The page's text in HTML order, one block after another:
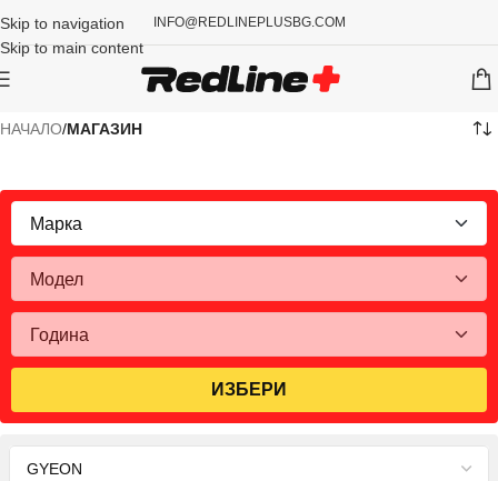
Skip to navigation
Skip to main content
INFO@REDLINEPLUSBG.COM
НАЧАЛО/МАГАЗИН
ИЗБЕРИ